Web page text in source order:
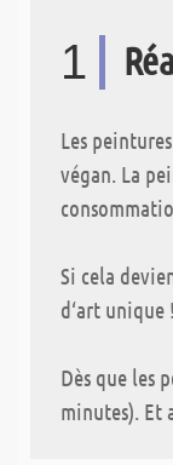
1
Les
végan. La
Si cela
d‘art unique !
Dès que les
minutes). Et